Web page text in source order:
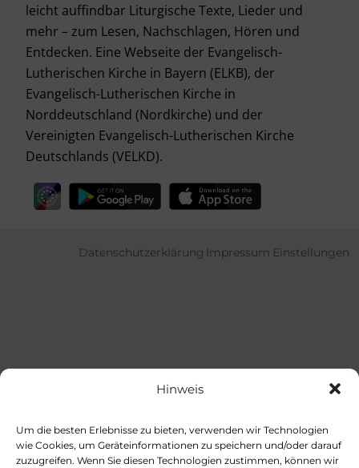
Hinweis
Um die besten Erlebnisse zu bieten, verwenden wir Technologien
wie Cookies, um Geräteinformationen zu speichern und/oder darauf
zuzugreifen. Wenn Sie diesen Technologien zustimmen, können wir
leicht auffindbar Liturgische Texte, Lieder und
mehr – zum Lesen, Nachschlagen, Hören und
Entdecken. Eine Webseite der Evangelisch-
Lutherischen Kirche in Bayern (ELKB), der
Evangelisch-Lutherischen Kirche in
Norddeutschland (Nordkirche) und der
Vereinigten Evangelisch-Lutherischen Kirche
Deutschlands (VELKD).
Datenschutzerklärung Impressum Einstellungen